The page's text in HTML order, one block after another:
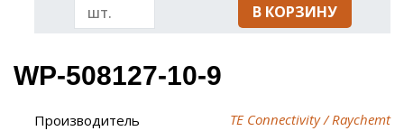
В КОРЗИНУ
WP-508127-10-9
Производитель TE Connectivity / Raychemt